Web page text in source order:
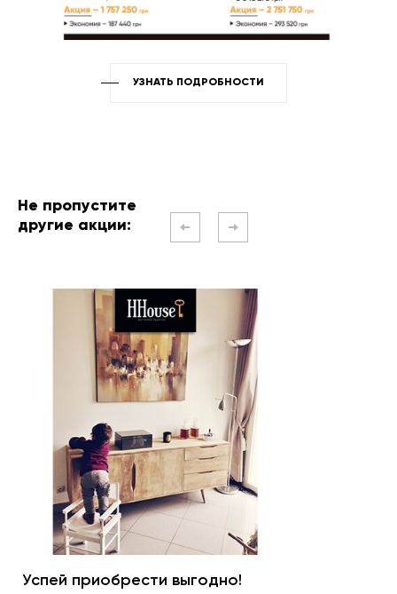
УЗНАТЬ ПОДРОБНОСТИ
Не пропустите
другие акции:
Успей приобрести выгодно!